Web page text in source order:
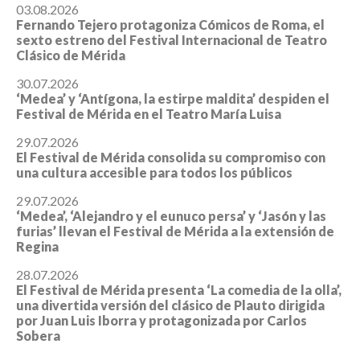
03.08.2026
Fernando Tejero protagoniza Cómicos de Roma, el
sexto estreno del Festival Internacional de Teatro
Clásico de Mérida
30.07.2026
‘Medea’ y ‘Antígona, la estirpe maldita’ despiden el
Festival de Mérida en el Teatro María Luisa
29.07.2026
El Festival de Mérida consolida su compromiso con
una cultura accesible para todos los públicos
29.07.2026
‘Medea’, ‘Alejandro y el eunuco persa’ y ‘Jasón y las
furias’ llevan el Festival de Mérida a la extensión de
Regina
28.07.2026
El Festival de Mérida presenta ‘La comedia de la olla’,
una divertida versión del clásico de Plauto dirigida
por Juan Luis Iborra y protagonizada por Carlos
Sobera